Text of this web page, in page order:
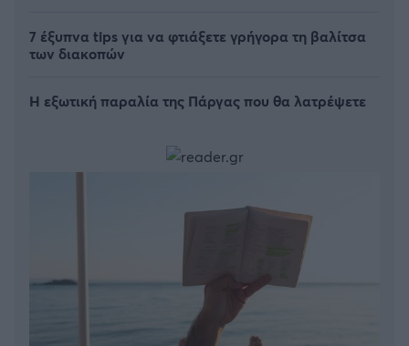
7 έξυπνα tips για να φτιάξετε γρήγορα τη βαλίτσα
των διακοπών
Η εξωτική παραλία της Πάργας που θα λατρέψετε